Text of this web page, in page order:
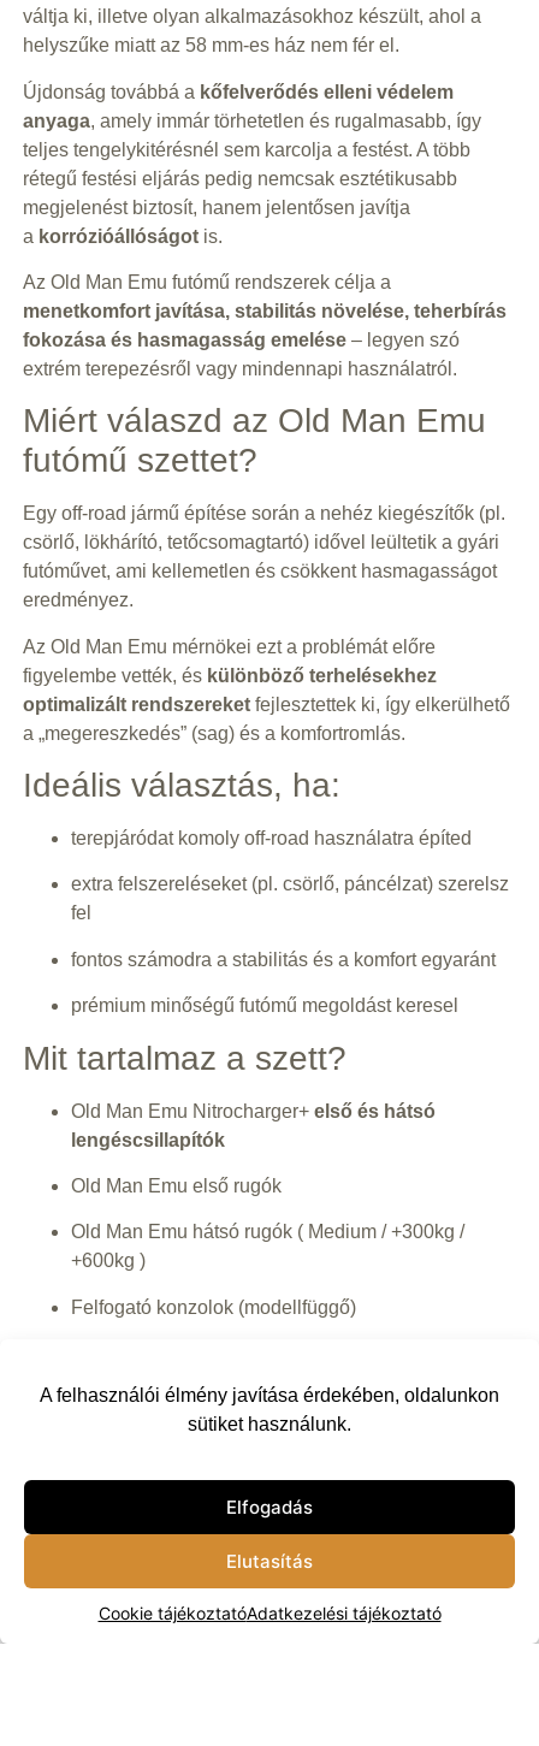
A felhasználói élmény javítása érdekében, oldalunkon
sütiket használunk.
Elfogadás
Elutasítás
Cookie tájékoztatóAdatkezelési tájékoztató
váltja ki, illetve olyan alkalmazásokhoz készült, ahol a
helyszűke miatt az 58 mm-es ház nem fér el.
Újdonság továbbá a kőfelverődés elleni védelem
anyaga, amely immár törhetetlen és rugalmasabb, így
teljes tengelykitérésnél sem karcolja a festést. A több
rétegű festési eljárás pedig nemcsak esztétikusabb
megjelenést biztosít, hanem jelentősen javítja
a korrózióállóságotis.
Az Old Man Emu futómű rendszerek célja a
menetkomfort javítása, stabilitás növelése, teherbírás
fokozása és hasmagasság emelése– legyen szó
extrém terepezésről vagy mindennapi használatról.
Miért válaszd az Old Man Emu
futómű szettet?
Egy off-road jármű építése során a nehéz kiegészítők (pl.
csörlő, lökhárító, tetőcsomagtartó) idővel leültetik a gyári
futóművet, ami kellemetlen és csökkent hasmagasságot
eredményez.
Az Old Man Emu mérnökei ezt a problémát előre
figyelembe vették, és különböző terhelésekhez
optimalizált rendszereketfejlesztettek ki, így elkerülhető
a „megereszkedés” (sag) és a komfortromlás.
Ideális választás, ha:
terepjáródat komoly off-road használatra építed
extra felszereléseket (pl. csörlő, páncélzat) szerelsz
fel
fontos számodra a stabilitás és a komfort egyaránt
prémium minőségű futómű megoldást keresel
Mit tartalmaz a szett?
Old Man Emu Nitrocharger+első és hátsó
lengéscsillapítók
Old Man Emu első rugók
Old Man Emu hátsó rugók ( Medium / +300kg /
+600kg )
Felfogató konzolok (modellfüggő)
Kosárba
Vissza